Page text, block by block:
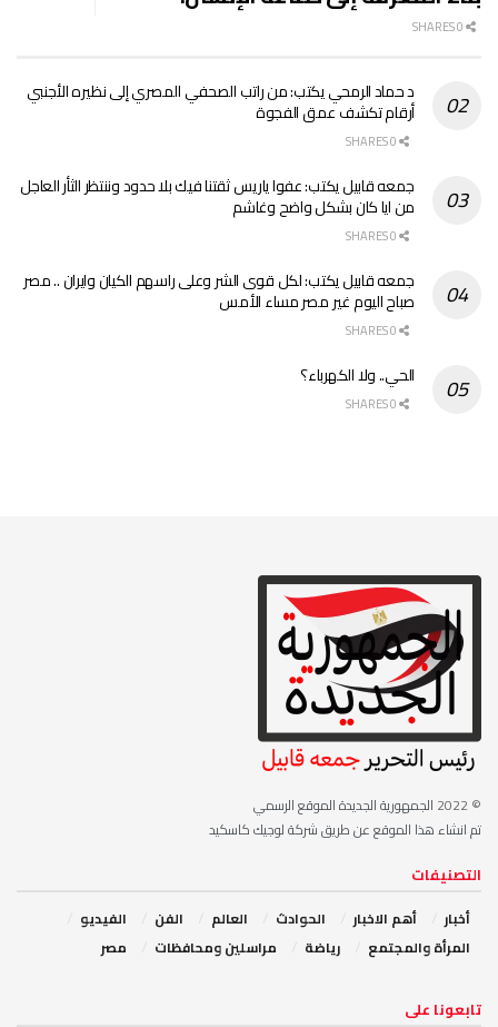
د حماد الرمحي يكتب: من راتب الصحفي المصري إلى نظيره الأجنبي
أرقام تكشف عمق الفجوة
جمعه قابيل يكتب: عفوا ياريس ثقتنا فيك بلا حدود وننتظر الثأر العاجل
من ايا كان بشكل واضح وغاشم
جمعه قابيل يكتب: لكل قوى الشر وعلى راسهم الكيان وايران .. مصر
صباح اليوم غير مصر مساء الأمس
الحي.. ولا الكهرباء؟
© 2022
الجمهورية الجديدة الموقع الرسمي
تم انشاء هذا الموقع عن طريق شركة لوجيك كاسكيد
التصنيفات
أخبار أهم الاخبار ‏الحوادث ‏العالم الفن
‏الفيديو
‏المرأة والمجتمع
رياضة مراسلين ومحافظات مصر
‏تابعونا على